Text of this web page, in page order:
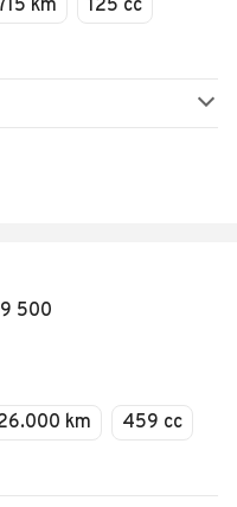
km
125 cc
500
km
459 cc